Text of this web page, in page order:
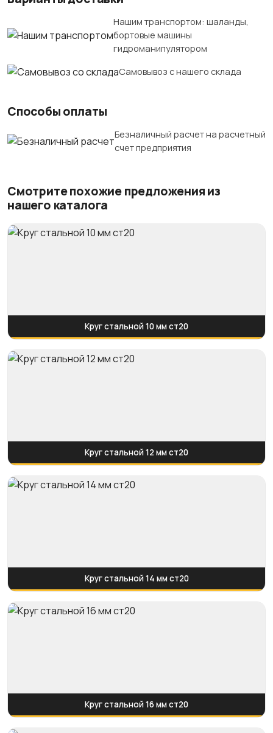
Нашим транспортом: шаланды,
бортовые машины
гидроманипулятором
Самовывоз с нашего склада
Способы оплаты
Безналичный расчет на расчетный
счет предприятия
Смотрите похожие предложения из
нашего каталога
Круг стальной 10 мм ст20
Круг стальной 12 мм ст20
Круг стальной 14 мм ст20
Круг стальной 16 мм ст20